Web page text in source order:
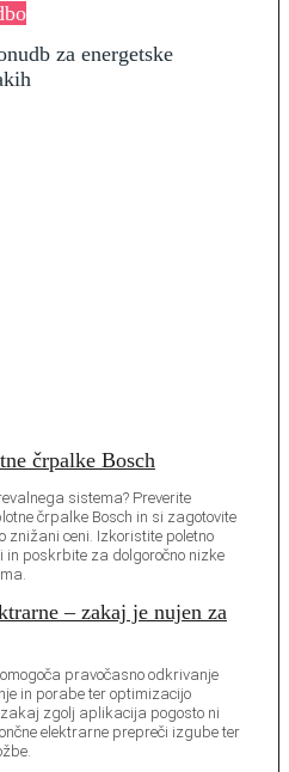
črpalke Bosch
sistema? Preverite
črpalke Bosch in si zagotovite
znižani ceni. Izkoristite poletno
poskrbite za dolgoročno nizke
– zakaj je nujen za
pravočasno odkrivanje
in porabe ter optimizacijo
zgolj aplikacija pogosto ni
elektrarne prepreči izgube ter